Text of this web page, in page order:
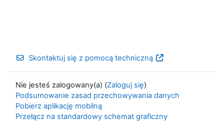
Skontaktuj się z pomocą techniczną
Nie jesteś zalogowany(a) (Zaloguj się)
Podsumowanie zasad przechowywania danych
Pobierz aplikację mobilną
Przełącz na standardowy schemat graficzny